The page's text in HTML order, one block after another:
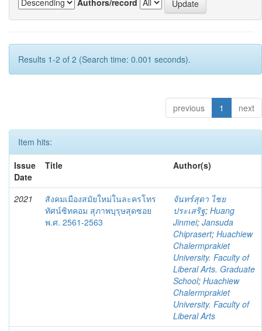
Results 1-2 of 2 (Search time: 0.001 seconds).
previous 1 next
Item hits:
Issue
Date
Title Author(s)
2021
สังคมเมืองสมัยใหม่ในละครโทร
ทัศน์ซิทคอม สุภาพบุรุษสุดซอย
พ.ศ. 2561-2563
จันทร์สุดา ไชย
ประเสริฐ; Huang
Jinmei; Jansuda
Chiprasert; Huachiew
Chalermprakiet
University. Faculty of
Liberal Arts. Graduate
School; Huachiew
Chalermprakiet
University. Faculty of
Liberal Arts